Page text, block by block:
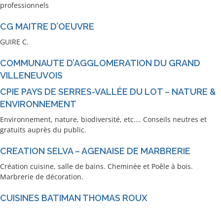
professionnels
CG MAITRE D’OEUVRE
GUIRE C.
COMMUNAUTE D’AGGLOMERATION DU GRAND
VILLENEUVOIS
CPIE PAYS DE SERRES-VALLÉE DU LOT – NATURE &
ENVIRONNEMENT
Environnement, nature, biodiversité, etc…. Conseils neutres et
gratuits auprès du public.
CREATION SELVA – AGENAISE DE MARBRERIE
Création cuisine, salle de bains. Cheminée et Poêle à bois.
Marbrerie de décoration.
CUISINES BATIMAN THOMAS ROUX